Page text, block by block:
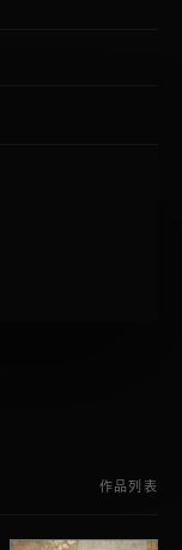
作品列表